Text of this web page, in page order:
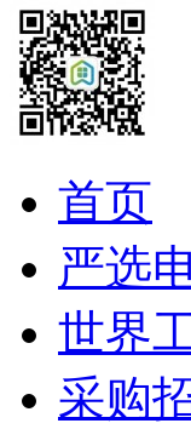
首页
严选
世界
采购